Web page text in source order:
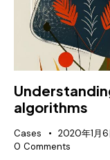
algorithms
Cases 2020年1月6
0 Comments